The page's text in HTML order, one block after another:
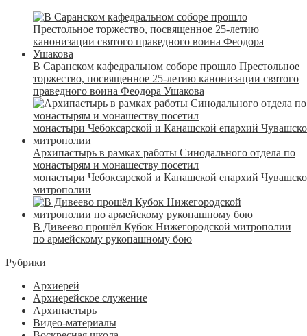
В Саранском кафедральном соборе прошло Престольное
торжество, посвященное 25-летию канонизации святого
праведного воина Феодора Ушакова
Архипастырь в рамках работы Синодального отдела по
монастырям и монашеству посетил
монастыри Чебоксарской и Канашской епархий
митрополии
В Дивеево прошёл Кубок Нижегородской митрополии
по армейскому рукопашному бою
Рубрики
Архиерей
Архиерейское служение
Архипастырь
Видео-материалы